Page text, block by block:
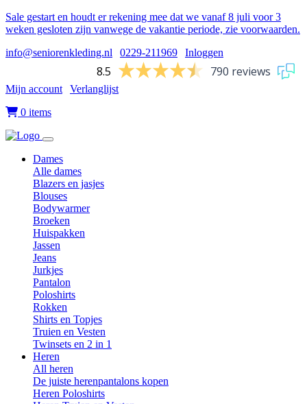
Sale gestart en houdt er rekening mee dat we vanaf 8 juli voor 3
weken gesloten zijn vanwege de vakantie periode, zie voorwaarden.
info@seniorenkleding.nl
0229-211969 Inloggen
8.5 790 reviews
Mijn account Verlanglijst
0 items
Dames
Alle dames
Blazers en jasjes
Blouses
Bodywarmer
Broeken
Huispakken
Jassen
Jeans
Jurkjes
Pantalon
Poloshirts
Rokken
Shirts en Topjes
Truien en Vesten
Twinsets en 2 in 1
Heren
All heren
De juiste herenpantalons kopen
Heren Poloshirts